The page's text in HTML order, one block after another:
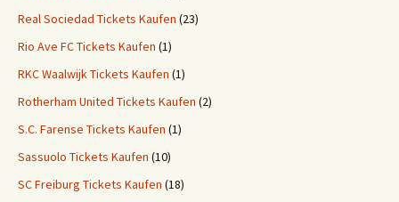
Real Sociedad Tickets Kaufen (23)
Rio Ave FC Tickets Kaufen (1)
RKC Waalwijk Tickets Kaufen (1)
Rotherham United Tickets Kaufen (2)
S.C. Farense Tickets Kaufen (1)
Sassuolo Tickets Kaufen (10)
SC Freiburg Tickets Kaufen (18)